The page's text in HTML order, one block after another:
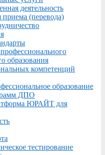
деятельность
приема (перевода)
образования
компетенций
образование
ДПО
ЮРАЙТ для
тестирование